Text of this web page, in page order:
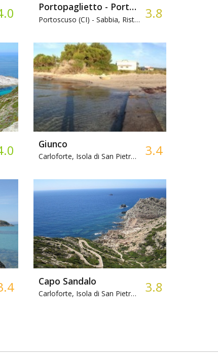
Accesso Via Mare
Portopaglietto - Portupaleddu
Portoscuso (CI) - Sabbia, Ristorante 3.8
Trekking
Giunco
Carloforte, Isola di San Pietro - Ghiaia
3.4
Snorkeling
Capo Sandalo
Carloforte, Isola di San Pietro - Rocce, Camper
3.8